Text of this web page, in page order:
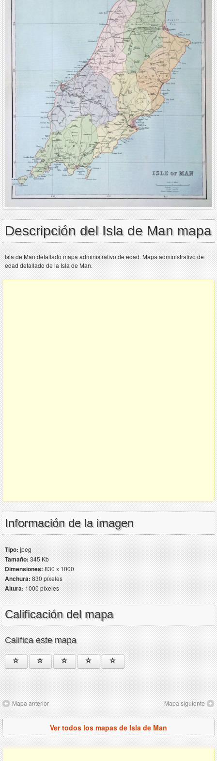
Descripción del Isla de Man mapa
Isla de Man detallado mapa administrativo de edad. Mapa administrativo de
edad detallado de la Isla de Man.
Información de la imagen
Tipo:jpeg
Tamaño:345 Kb
Dimensiones:830 x 1000
Anchura:830 píxeles
Altura:1000 píxeles
Calificación del mapa
Califica este mapa
Mapa anterior Mapa siguiente
Ver todos los mapas de Isla de Man